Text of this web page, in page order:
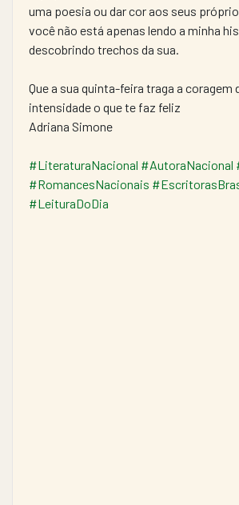
uma poesia ou dar cor aos seus
você não está apenas lendo a minha
descobrindo trechos da sua.
Que a sua quinta-feira traga a coragem
intensidade o que te faz feliz
Adriana Simone
#LiteraturaNacional #AutoraNacional
#RomancesNacionais
#LeituraDoDia